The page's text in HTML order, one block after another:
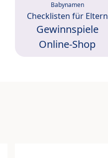
Babynamen
Checklisten für Eltern
Gewinnspiele
Online-Shop